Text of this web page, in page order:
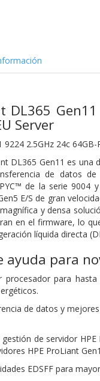
DL365
Server
2.5GHz 24c 64GB-
DL365 Gen11 es
de datos
de la serie 9004
E/S de gran
y densa
en el firmware, lo
líquida directa
ayuda para
procesador para
de datos y
de servidor
HPE ProLiant
EDSFF para